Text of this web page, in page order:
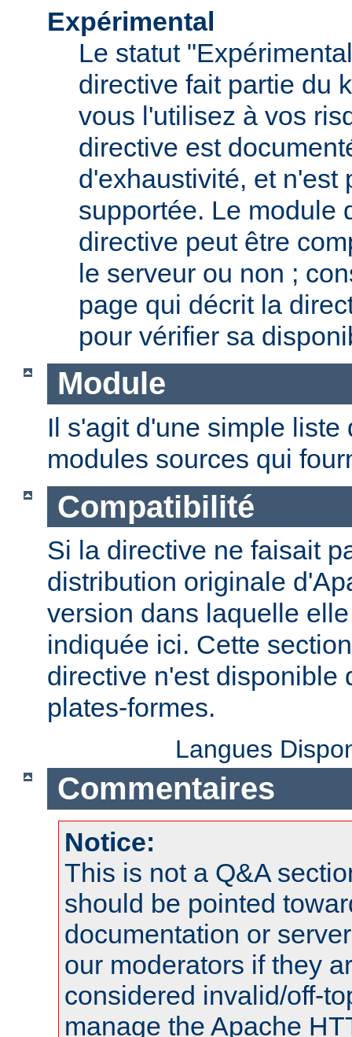
Expérimental
Le statut
directive fait partie du
vous l'utilisez à vos
directive est
d'exhaustivité, et n'est
supportée. Le module
directive peut être
le serveur ou non ;
page qui décrit la
pour vérifier sa
Module
Il s'agit d'une simple liste
modules sources qui
Compatibilité
Si la directive ne faisait
distribution originale
version dans laquelle
indiquée ici. Cette
directive n'est disponible
plates-formes.
Langues
Commentaires
Notice:
This is not a Q&A
should be pointed
documentation or
our moderators if they
considered invalid/off-
manage the Apache